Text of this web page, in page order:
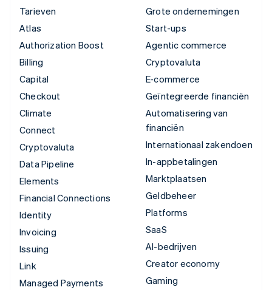
Tarieven
Atlas
Authorization Boost
Billing
Capital
Checkout
Climate
Connect
Cryptovaluta
Data Pipeline
Elements
Financial Connections
Identity
Invoicing
Issuing
Link
Managed Payments
Grote ondernemingen
Start-ups
Agentic commerce
Cryptovaluta
E-commerce
Geïntegreerde financiën
Automatisering van
financiën
Internationaal zakendoen
In-appbetalingen
Marktplaatsen
Geldbeheer
Platforms
SaaS
AI-bedrijven
Creator economy
Gaming